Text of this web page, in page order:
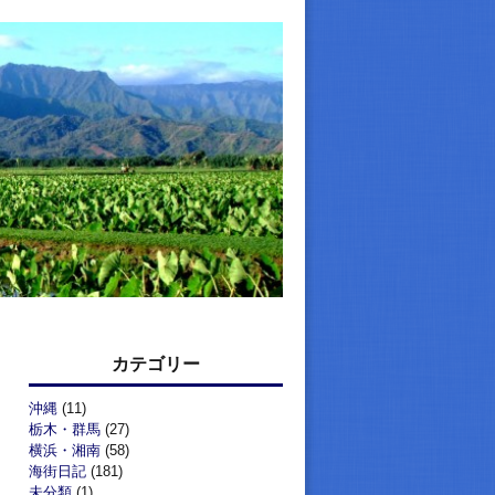
カテゴリー
沖縄 (11)
栃木・群馬 (27)
横浜・湘南 (58)
海街日記 (181)